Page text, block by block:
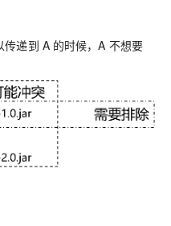
递到 A 的时候，A 不想要